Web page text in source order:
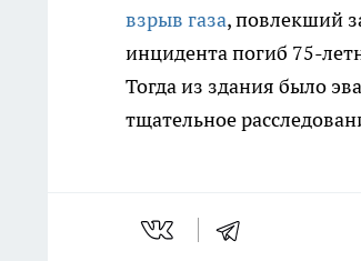
взрыв газа, повлекший
инцидента погиб 75-
Тогда из здания было
тщательное